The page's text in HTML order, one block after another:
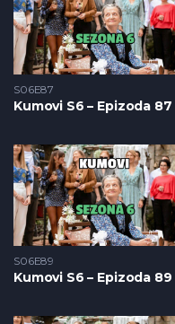
S06E87
Kumovi S6 – Epizoda 87
S06E89
Kumovi S6 – Epizoda 89